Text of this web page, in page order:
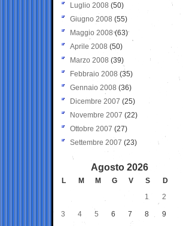
Luglio 2008 (50)
Giugno 2008 (55)
Maggio 2008(63)
Aprile 2008 (50)
Marzo 2008 (39)
Febbraio 2008 (35)
Gennaio 2008 (36)
Dicembre 2007 (25)
Novembre 2007 (22)
Ottobre 2007 (27)
Settembre 2007 (23)
Agosto 2026
L M M G V S
D
1
2
3 4 5 6 7 8 9